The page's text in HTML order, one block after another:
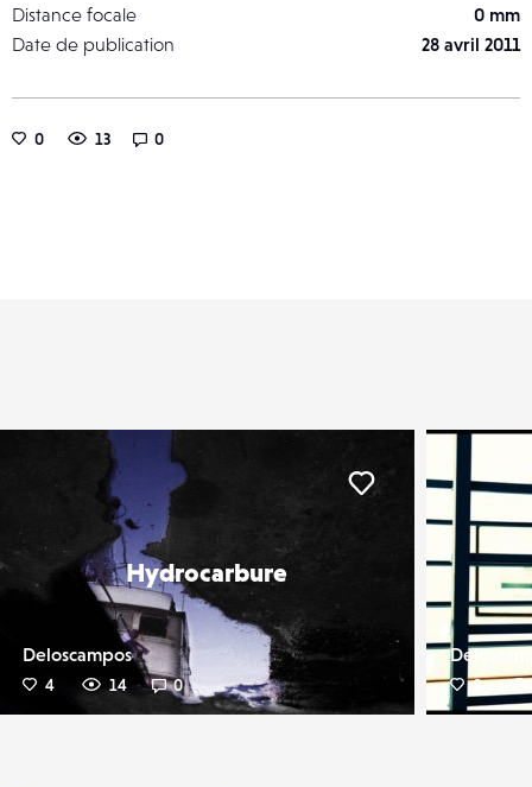
Distance focale
0 mm
Date de publication
28 avril 2011
0 13 0
Hydrocarbure
Deloscampos
4 14 0
Liker
0